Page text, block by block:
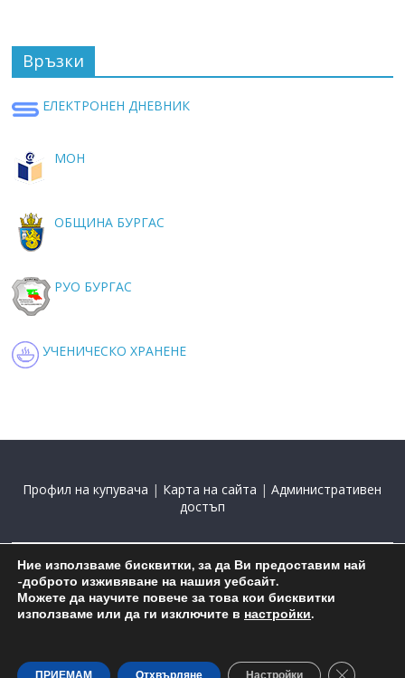
Връзки
ЕЛЕКТРОНЕН ДНЕВНИК
МОН
ОБЩИНА БУРГАС
РУО БУРГАС
УЧЕНИЧЕСКО ХРАНЕНЕ
Профил на купувача | Карта на сайта |Административен
достъп
2015-2025 С подкрепата наНиколай Комнев
Ние използваме бисквитки, за да Ви предоставим най
-доброто изживяване на нашия уебсайт.
Можете да научите повече за това кои бисквитки
използваме или да ги изключите в настройки.
Close